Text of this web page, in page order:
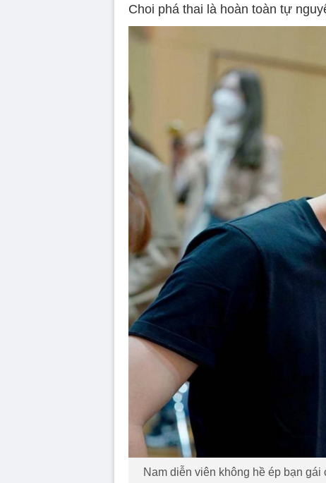
Choi phá thai là hoàn toàn tự
Nam diễn viên không hề ép bạn